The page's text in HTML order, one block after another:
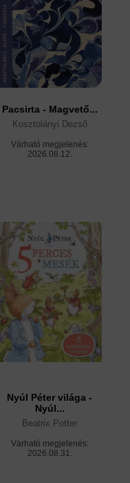
Pacsirta - Magvető...
Kosztolányi Dezső
Várható megjelenés:
2026.08.12.
Nyúl Péter világa -
Nyúl...
Beatrix Potter
Várható megjelenés:
2026.08.31.